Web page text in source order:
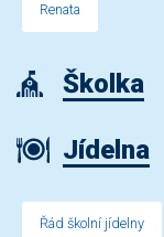
Renata
Školka
Jídelna
Řád školní jídelny